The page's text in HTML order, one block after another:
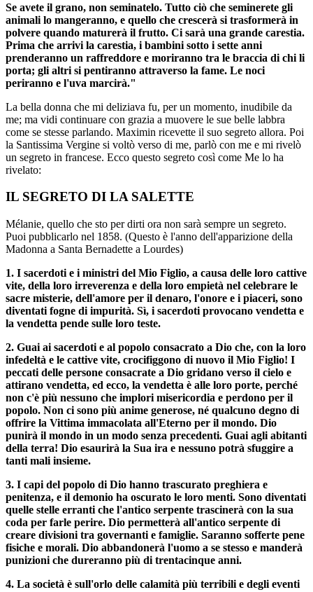
Se avete il grano, non seminatelo. Tutto ciò che seminerete gli
animali lo mangeranno, e quello che crescerà si trasformerà in
polvere quando maturerà il frutto. Ci sarà una grande carestia.
Prima che arrivi la carestia, i bambini sotto i sette anni
prenderanno un raffreddore e moriranno tra le braccia di chi li
porta; gli altri si pentiranno attraverso la fame. Le noci
periranno e l'uva marcirà."
La bella donna che mi deliziava fu, per un momento, inudibile da
me; ma vidi continuare con grazia a muovere le sue belle labbra
come se stesse parlando. Maximin ricevette il suo segreto allora. Poi
la Santissima Vergine si voltò verso di me, parlò con me e mi rivelò
un segreto in francese. Ecco questo segreto così come Me lo ha
rivelato:
IL SEGRETO DI LA SALETTE
Mélanie, quello che sto per dirti ora non sarà sempre un segreto.
Puoi pubblicarlo nel 1858. (Questo è l'anno dell'apparizione della
Madonna a Santa Bernadette a Lourdes)
1. I sacerdoti e i ministri del Mio Figlio, a causa delle loro cattive
vite, della loro irreverenza e della loro empietà nel celebrare le
sacre misterie, dell'amore per il denaro, l'onore e i piaceri, sono
diventati fogne di impurità. Sì, i sacerdoti provocano vendetta e
la vendetta pende sulle loro teste.
2. Guai ai sacerdoti e al popolo consacrato a Dio che, con la loro
infedeltà e le cattive vite, crocifiggono di nuovo il Mio Figlio! I
peccati delle persone consacrate a Dio gridano verso il cielo e
attirano vendetta, ed ecco, la vendetta è alle loro porte, perché
non c'è più nessuno che implori misericordia e perdono per il
popolo. Non ci sono più anime generose, né qualcuno degno di
offrire la Vittima immacolata all'Eterno per il mondo. Dio
punirà il mondo in un modo senza precedenti. Guai agli abitanti
della terra! Dio esaurirà la Sua ira e nessuno potrà sfuggire a
tanti mali insieme.
3. I capi del popolo di Dio hanno trascurato preghiera e
penitenza, e il demonio ha oscurato le loro menti. Sono diventati
quelle stelle erranti che l'antico serpente trascinerà con la sua
coda per farle perire. Dio permetterà all'antico serpente di
creare divisioni tra governanti e famiglie. Saranno sofferte pene
fisiche e morali. Dio abbandonerà l'uomo a se stesso e manderà
punizioni che dureranno più di trentacinque anni.
4. La società è sull'orlo delle calamità più terribili e degli eventi